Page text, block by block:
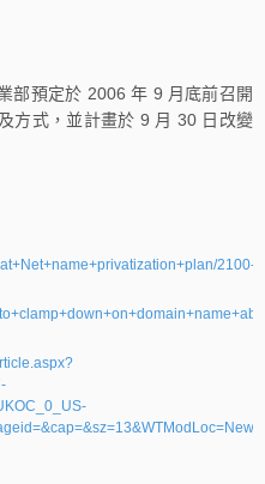
預定於 2006 年 9 月底前召開
方式，並計畫於 9 月 30 日改變
2100-